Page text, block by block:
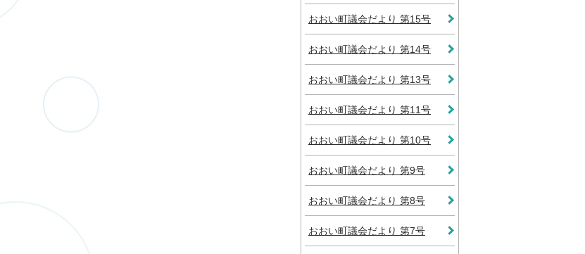
おおい町議会だより 第15号
おおい町議会だより 第14号
おおい町議会だより 第13号
おおい町議会だより 第11号
おおい町議会だより 第10号
おおい町議会だより 第9号
おおい町議会だより 第8号
おおい町議会だより 第7号